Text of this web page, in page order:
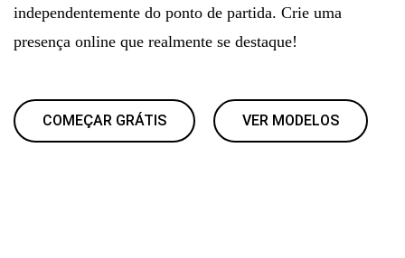
independentemente do ponto de partida. Crie uma
presença online que realmente se destaque!
COMEÇAR GRÁTIS VER MODELOS